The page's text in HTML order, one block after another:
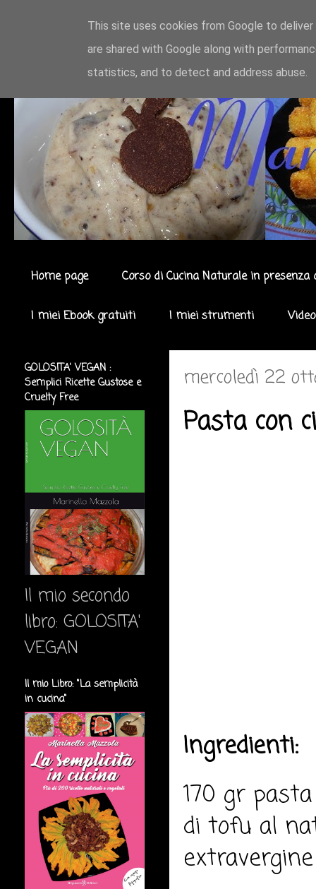
Home page Corso di Cucina Naturale in presenza
I miei Ebook gratuiti I miei strumenti
mercoledì 22
Pasta con
Ingredienti:
170 gr
di tofu al
GOLOSITA' VEGAN :
Semplici Ricette Gustose e
Cruelty Free
Il mio secondo
libro: GOLOSITA'
VEGAN
Il mio Libro: "La semplicità
in cucina"
This site uses cookies from Google to
are shared with Google along with
statistics, and to detect and address abuse.